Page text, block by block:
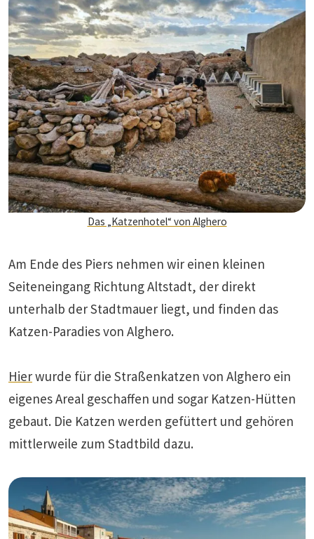
Das „Katzenhotel“ von Alghero
Am Ende des Piers nehmen wir einen kleinen
Seiteneingang Richtung Altstadt, der direkt
unterhalb der Stadtmauer liegt, und finden das
Katzen-Paradies von Alghero.
Hierwurde für die Straßenkatzen von Alghero ein
eigenes Areal geschaffen und sogar Katzen-Hütten
gebaut. Die Katzen werden gefüttert und gehören
mittlerweile zum Stadtbild dazu.